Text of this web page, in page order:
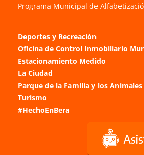
Programa Municipal de
Deportes y Recreación
Oficina de Control Inmobiliario
Estacionamiento Medido
La Ciudad
Parque de la Familia y los Animales
Turismo
#HechoEnBera